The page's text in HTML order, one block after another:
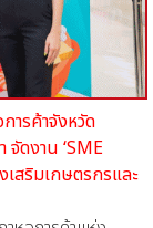
ารค้าจังหวัด
ดงาน ‘SME
เสริมเกษตรกรและ